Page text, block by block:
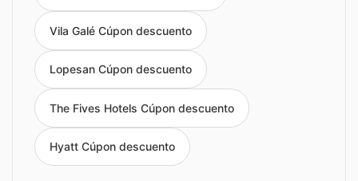
Vila Galé Cúpon descuento
Lopesan Cúpon descuento
The Fives Hotels Cúpon descuento
Hyatt Cúpon descuento